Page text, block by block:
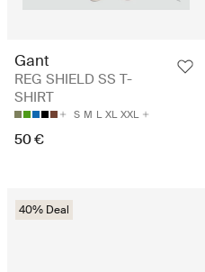
Gant
REG SHIELD SS T-
SHIRT
S M L XL XXL
50 €
40% Deal